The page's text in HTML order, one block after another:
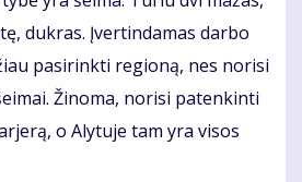
dukras. Įvertindamas darbo
pasirinkti regioną, nes norisi
Žinoma, norisi patenkinti
o Alytuje tam yra visos